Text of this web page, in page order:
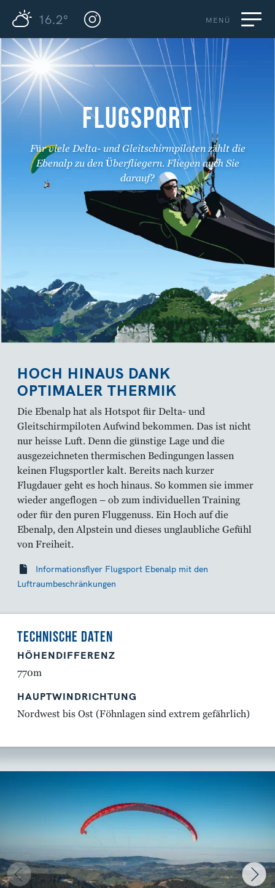
16.2° MENÜ
FLUGSPORT
Für viele Delta- und Gleitschirmpiloten zählt die
Ebenalp zu den Überfliegern. Fliegen auch Sie
darauf?
HOCH HINAUS DANK
OPTIMALER THERMIK
Die Ebenalp hat als Hotspot für Delta- und
Gleitschirmpiloten Aufwind bekommen. Das ist nicht
nur heisse Luft. Denn die günstige Lage und die
ausgezeichneten thermischen Bedingungen lassen
keinen Flugsportler kalt. Bereits nach kurzer
Flugdauer geht es hoch hinaus. So kommen sie immer
wieder angeflogen – ob zum individuellen Training
oder für den puren Fluggenuss. Ein Hoch auf die
Ebenalp, den Alpstein und dieses unglaubliche Gefühl
von Freiheit.
Informationsflyer Flugsport Ebenalp mit den
Luftraumbeschränkungen
TECHNISCHE DATEN
HÖHENDIFFERENZ
770m
HAUPTWINDRICHTUNG
Nordwest bis Ost (Föhnlagen sind extrem gefährlich)